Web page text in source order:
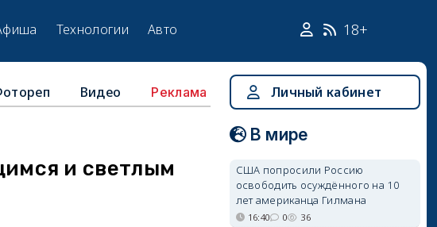
Технологии Авто 18+
Видео Реклама
и светлым
Личный кабинет
В мире
США попросили Россию
освободить осуждённого на 10
лет американца Гилмана
16:40 0 36